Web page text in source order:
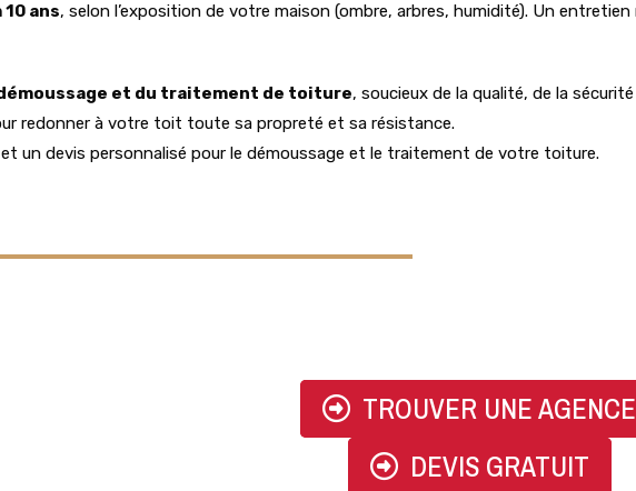
ans, selon l’exposition de votre maison (ombre, arbres, humidité). Un
et du traitement de toiture, soucieux de la qualité, de la
redonner à votre toit toute sa propreté et sa résistance.
un devis personnalisé pour le démoussage et le traitement de votre toiture.
TROUVER UNE AGENCE
DEVIS GRATUIT